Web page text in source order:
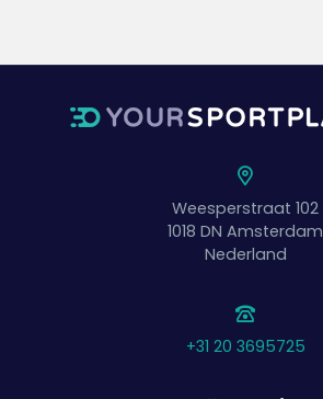
Weesperstraat 102
1018 DN Amsterdam
Nederland
+31 20 3695725